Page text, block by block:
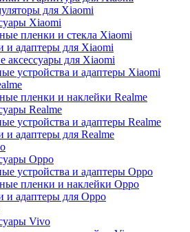
для Xiaomi
Xiaomi
пленки и стекла Xiaomi
и адаптеры для Xiaomi
аксессуары для Xiaomi
устройства и адаптеры Xiaomi
пленки и наклейки Realme
Realme
устройства и адаптеры Realme
и адаптеры для Realme
Oppo
устройства и адаптеры Oppo
пленки и наклейки Oppo
и адаптеры для Oppo
Vivo